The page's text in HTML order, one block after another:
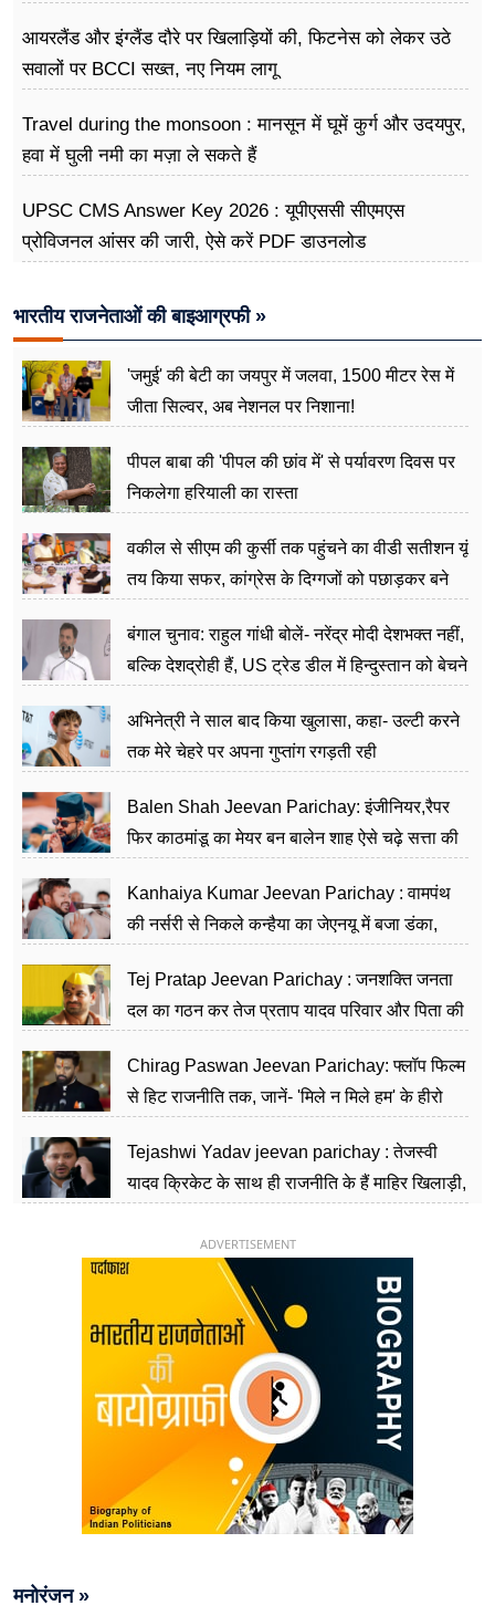
आयरलैंड और इंग्लैंड दौरे पर खिलाड़ियों की, फिटनेस को लेकर उठे
सवालों पर BCCI सख्त, नए नियम लागू
Travel during the monsoon : मानसून में घूमें कुर्ग और उदयपुर,
हवा में घुली नमी का मज़ा ले सकते हैं
UPSC CMS Answer Key 2026 : यूपीएससी सीएमएस
प्रोविजनल आंसर की जारी, ऐसे करें PDF डाउनलोड
भारतीय राजनेताओं की बाइआग्रफी »
'जमुई' की बेटी का जयपुर में जलवा, 1500 मीटर रेस में
जीता सिल्वर, अब नेशनल पर निशाना!
पीपल बाबा की 'पीपल की छांव में' से पर्यावरण दिवस पर
निकलेगा हरियाली का रास्ता
वकील से सीएम की कुर्सी तक पहुंचने का वीडी सतीशन यूं
तय किया सफर, कांग्रेस के दिग्गजों को पछाड़कर बने
बंगाल चुनाव: राहुल गांधी बोलें- नरेंद्र मोदी देशभक्त नहीं,
बल्कि देशद्रोही हैं, US ट्रेड डील में हिन्दुस्तान को बेचने
अभिनेत्री ने साल बाद किया खुलासा, कहा- उल्टी करने
तक मेरे चेहरे पर अपना गुप्तांग रगड़ती रही
Balen Shah Jeevan Parichay: इंजीनियर,रैपर
फिर काठमांडू का मेयर बन बालेन शाह ऐसे चढ़े सत्ता की
Kanhaiya Kumar Jeevan Parichay : वामपंथ
की नर्सरी से निकले कन्हैया का जेएनयू में बजा डंका,
Tej Pratap Jeevan Parichay : जनशक्ति जनता
दल का गठन कर तेज प्रताप यादव परिवार और पिता की
Chirag Paswan Jeevan Parichay: फ्लॉप फिल्म
से हिट राजनीति तक, जानें- 'मिले न मिले हम' के हीरो
Tejashwi Yadav jeevan parichay : तेजस्वी
यादव क्रिकेट के साथ ही राजनीति के हैं माहिर खिलाड़ी,
ADVERTISEMENT
मनोरंजन »